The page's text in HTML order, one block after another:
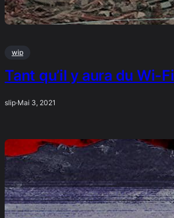
wip
Tant qu’il y aura du Wi-Fi
slip·Mai 3, 2021